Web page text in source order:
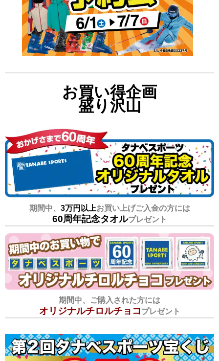
お買い得企画
盛り沢山
期間中、 3万円以上お買い上げご入金の方には
60周年記念タオルプレゼント
期間中、ご購入された方には
オリジナルチロルチョコ プレゼント